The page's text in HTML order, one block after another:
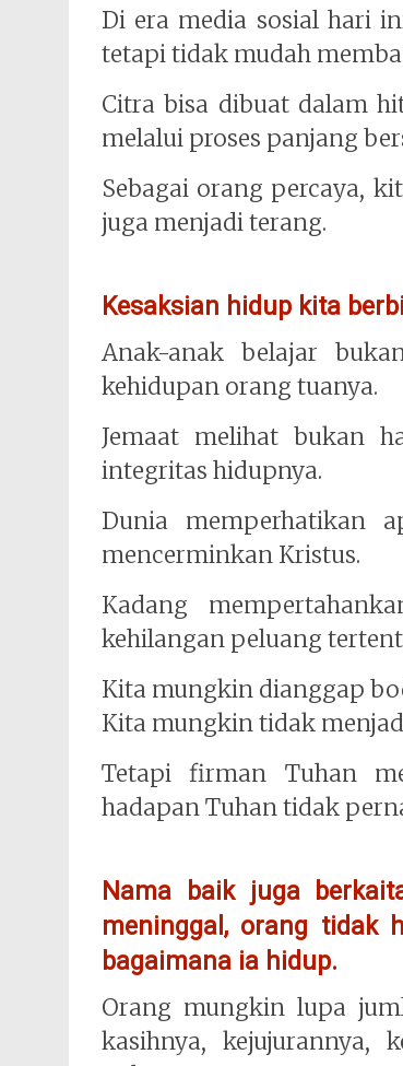
Di era media sosial hari
tetapi tidak mudah
Citra bisa dibuat dalam
melalui proses panjang
Sebagai orang percaya,
juga menjadi terang.
Kesaksian hidup kita
Anak-anak belajar
kehidupan orang tuanya.
Jemaat melihat bukan
integritas hidupnya.
Dunia memperhatikan
mencerminkan Kristus.
Kadang
kehilangan peluang
Kita mungkin dianggap
Kita mungkin tidak
Tetapi firman Tuhan
hadapan Tuhan tidak
Nama baik juga
meninggal, orang tidak
bagaimana ia hidup.
Orang mungkin lupa
kasihnya, kejujurannya,